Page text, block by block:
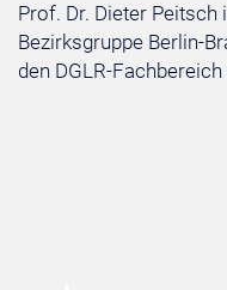
Prof. Dr. Dieter
Bezirksgruppe Berlin-
den DGLR-